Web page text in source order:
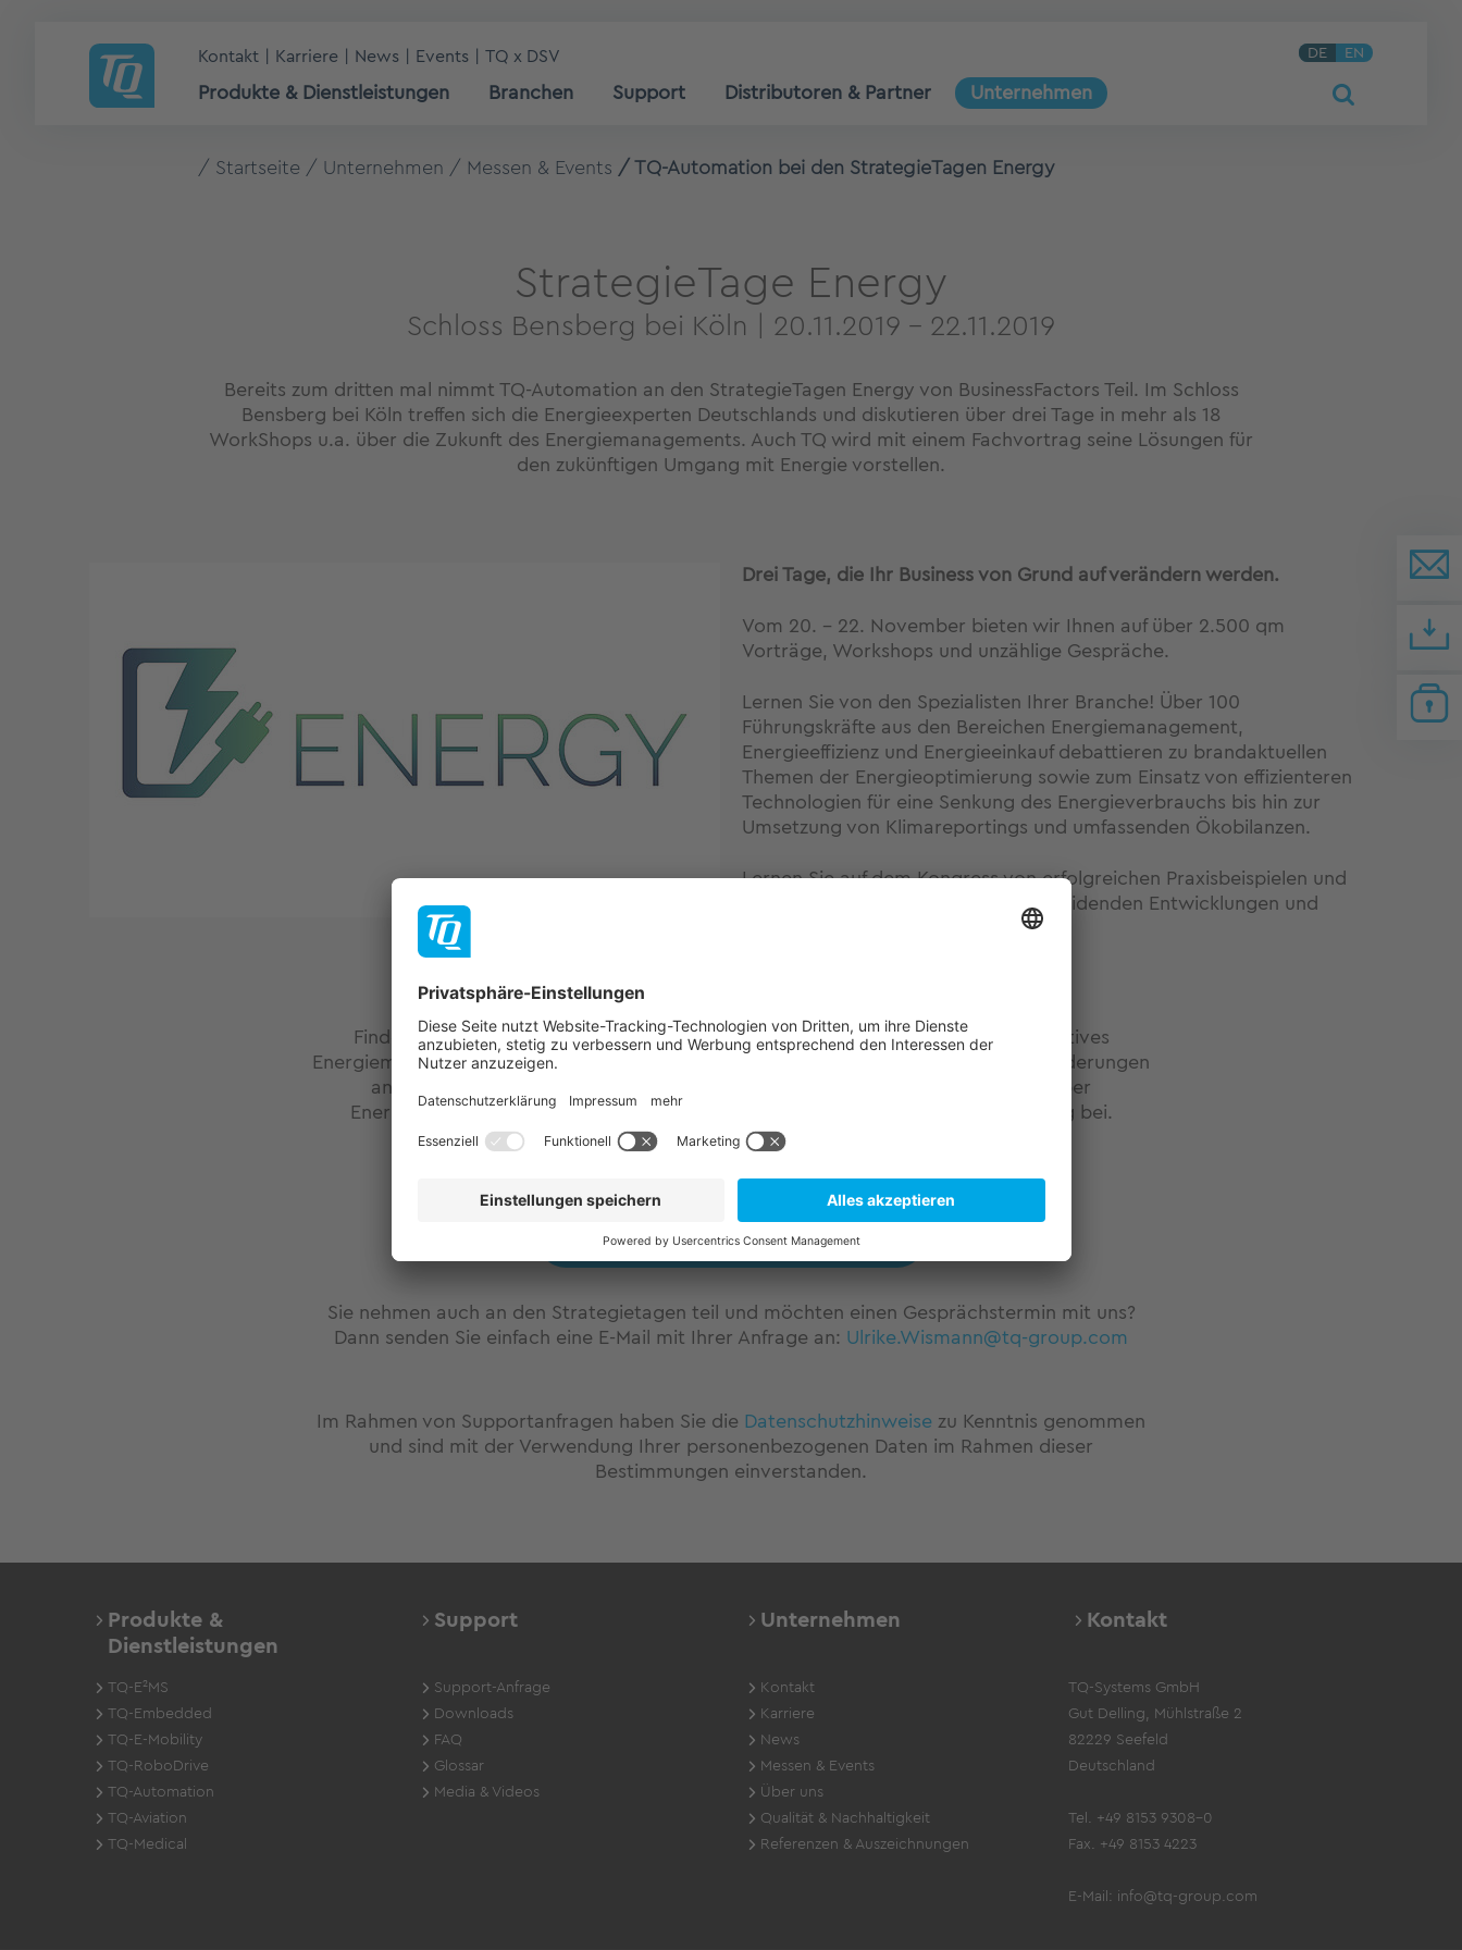
Kontakt Karriere News Events TQ x DSV DE EN
Produkte & Dienstleistungen Branchen Support Distributoren & Partner Unternehmen
Startseite Unternehmen Messen & Events TQ-Automation bei den StrategieTagen Energy
StrategieTage Energy
Schloss Bensberg bei Köln | 20.11.2019 - 22.11.2019
Bereits zum dritten mal nimmt TQ-Automation an den StrategieTagen Energy von BusinessFactors Teil. Im Schloss
Bensberg bei Köln treffen sich die Energieexperten Deutschlands und diskutieren über drei Tage in mehr als 18
WorkShops u.a. über die Zukunft des Energiemanagements. Auch TQ wird mit einem Fachvortrag seine Lösungen für
den zukünftigen Umgang mit Energie vorstellen.
Drei Tage, die Ihr Business von Grund auf verändern werden.
Vom 20. – 22. November bieten wir Ihnen auf über 2.500 qm
Vorträge, Workshops und unzählige Gespräche.
Lernen Sie von den Spezialisten Ihrer Branche! Über 100
Führungskräfte aus den Bereichen Energiemanagement,
Energieeffizienz und Energieeinkauf debattieren zu brandaktuellen
Themen der Energieoptimierung sowie zum Einsatz von effizienteren
Technologien für eine Senkung des Energieverbrauchs bis hin zur
Umsetzung von Klimareportings und umfassenden Ökobilanzen.
Lernen Sie auf dem Kongress von erfolgreichen Praxisbeispielen und
informieren Sie sich über die entscheidenden Entwicklungen und
Finden Sie mit potenziellen Lösungspartnern die passende Strategie für ein effektives
Energiemanagement und gewinnen Sie Einblicke in die sich stetig wandelnden Anforderungen
an die Energie-
. Oder tragen Sie mit Ihrem Expertenwissen über
Energieeffiziente Kältetechnik oder Energiebeschaffung zum Veranstaltungserfolg bei.
Webseite der StrategieTage Energy
Sie nehmen auch an den Strategietagen teil und möchten einen Gesprächstermin mit uns?
Dann senden Sie einfach eine E-Mail mit Ihrer Anfrage an: Ulrike.Wismann@tq-group.com
Im Rahmen von Supportanfragen haben Sie die Datenschutzhinweise zu Kenntnis genommen
und sind mit der Verwendung Ihrer personenbezogenen Daten im Rahmen dieser
Bestimmungen einverstanden.
Produkte &
Dienstleistungen
TQ-E²MS
TQ-Embedded
TQ-E-Mobility
TQ-RoboDrive
TQ-Automation
TQ-Aviation
TQ-Medical
Support
Support-Anfrage
Downloads
FAQ
Glossar
Media & Videos
Unternehmen
Kontakt
Karriere
News
Messen & Events
Über uns
Qualität & Nachhaltigkeit
Referenzen & Auszeichnungen
Kontakt
TQ-Systems GmbH
Gut Delling, Mühlstraße 2
82229 Seefeld
Deutschland
Tel. +49 8153 9308-0
Fax. +49 8153 4223
E-Mail: info@tq-group.com